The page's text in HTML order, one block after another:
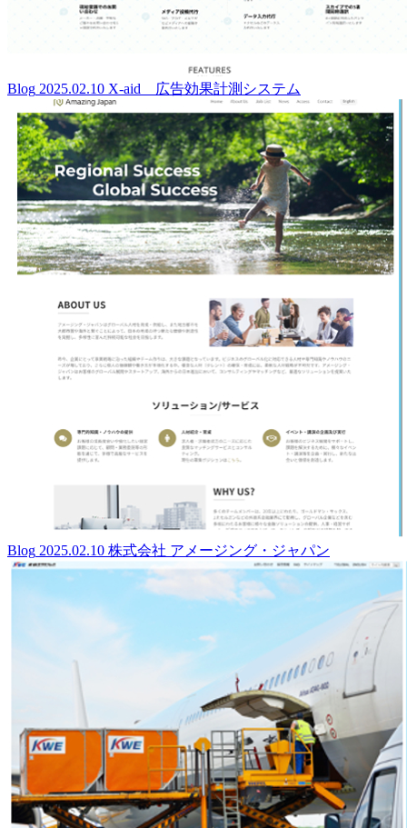
Blog 2025.02.10 X-aid 広告効果計測システム
Blog 2025.02.10 株式会社 アメージング・ジャパン